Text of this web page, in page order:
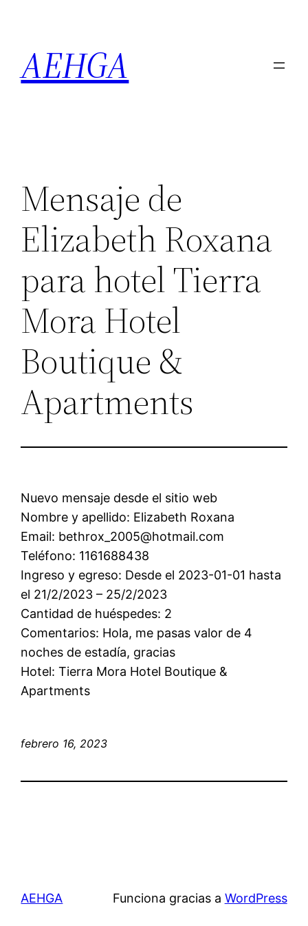
contenido
AEHGA
Mensaje de
Elizabeth Roxana
para hotel Tierra
Mora Hotel
Boutique &
Apartments
Nuevo mensaje desde el sitio web
Nombre y apellido: Elizabeth Roxana
Email: bethrox_2005@hotmail.com
Teléfono: 1161688438
Ingreso y egreso: Desde el 2023-01-01 hasta
el 21/2/2023 – 25/2/2023
Cantidad de huéspedes: 2
Comentarios: Hola, me pasas valor de 4
noches de estadía, gracias
Hotel: Tierra Mora Hotel Boutique &
Apartments
febrero 16, 2023
AEHGA Funciona gracias a WordPress